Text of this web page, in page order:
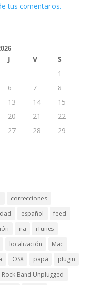
tus comentarios.
J V
S
1
6 7
8
13 14
15
20 21
22
27 28
29
correcciones
español
feed
ira
iTunes
localización
Mac
OSX papá
plugin
Rock Band Unplugged